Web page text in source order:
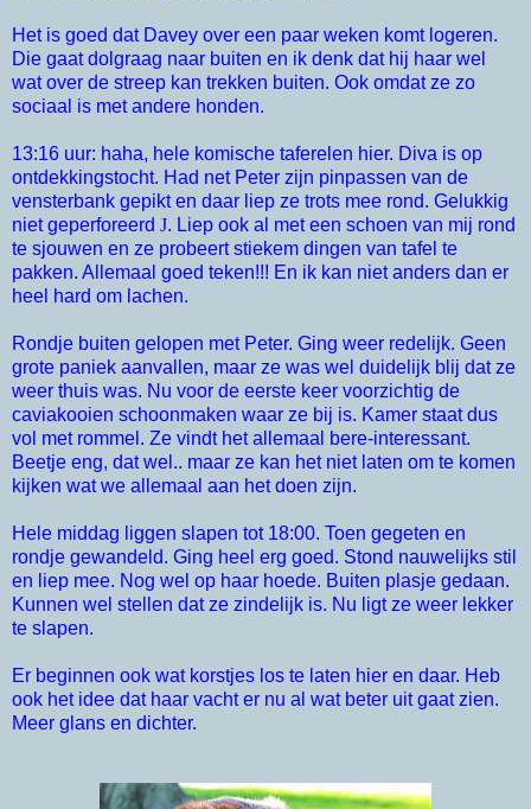
Het is goed dat Davey over een paar weken komt logeren.
Die gaat dolgraag naar buiten en ik denk dat hij haar wel
wat over de streep kan trekken buiten. Ook omdat ze zo
sociaal is met andere honden.
13:16 uur: haha, hele komische taferelen hier. Diva is op
ontdekkingstocht. Had net Peter zijn pinpassen van de
vensterbank gepikt en daar liep ze trots mee rond. Gelukkig
niet geperforeerd J. Liep ook al met een schoen van mij rond
te sjouwen en ze probeert stiekem dingen van tafel te
pakken. Allemaal goed teken!!! En ik kan niet anders dan er
heel hard om lachen.
Rondje buiten gelopen met Peter. Ging weer redelijk. Geen
grote paniek aanvallen, maar ze was wel duidelijk blij dat ze
weer thuis was. Nu voor de eerste keer voorzichtig de
caviakooien schoonmaken waar ze bij is. Kamer staat dus
vol met rommel. Ze vindt het allemaal bere-interessant.
Beetje eng, dat wel.. maar ze kan het niet laten om te komen
kijken wat we allemaal aan het doen zijn.
Hele middag liggen slapen tot 18:00. Toen gegeten en
rondje gewandeld. Ging heel erg goed. Stond nauwelijks stil
en liep mee. Nog wel op haar hoede. Buiten plasje gedaan.
Kunnen wel stellen dat ze zindelijk is. Nu ligt ze weer lekker
te slapen.
Er beginnen ook wat korstjes los te laten hier en daar. Heb
ook het idee dat haar vacht er nu al wat beter uit gaat zien.
Meer glans en dichter.